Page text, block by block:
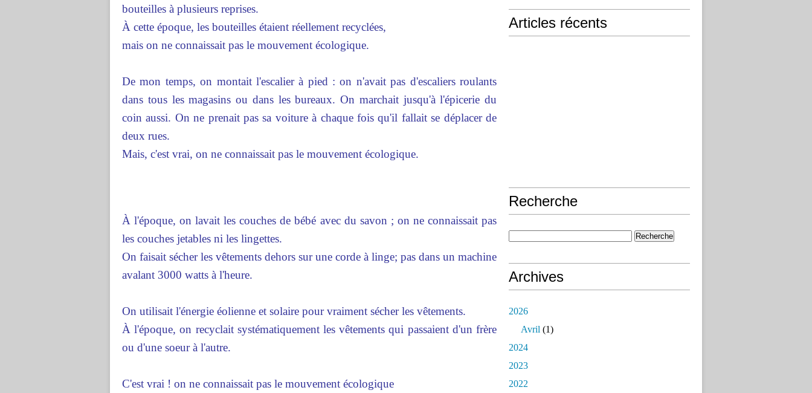
bouteilles à plusieurs reprises.
À cette époque, les bouteilles étaient réellement recyclées,
mais on ne connaissait pas le mouvement écologique.
De mon temps, on montait l'escalier à pied : on n'avait pas d'escaliers roulants
dans tous les magasins ou dans les bureaux. On marchait jusqu'à l'épicerie du
coin aussi. On ne prenait pas sa voiture à chaque fois qu'il fallait se déplacer de
deux rues.
Mais, c'est vrai, on ne connaissait pas le mouvement écologique.
À l'époque, on lavait les couches de bébé avec du savon ; on ne connaissait pas
les couches jetables ni les lingettes.
On faisait sécher les vêtements dehors sur une corde à linge; pas dans un machine
avalant 3000 watts à l'heure.
On utilisait l'énergie éolienne et solaire pour vraiment sécher les vêtements.
À l'époque, on recyclait systématiquement les vêtements qui passaient d'un frère
ou d'une soeur à l'autre.
C'est vrai ! on ne connaissait pas le mouvement écologique
Articles récents
Recherche
Archives
2026
Avril (1)
2024
2023
2022